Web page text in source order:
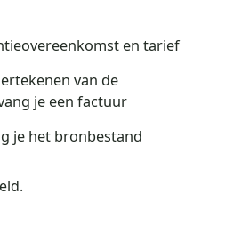
en tarief
van de
je een factuur
je het bronbestand